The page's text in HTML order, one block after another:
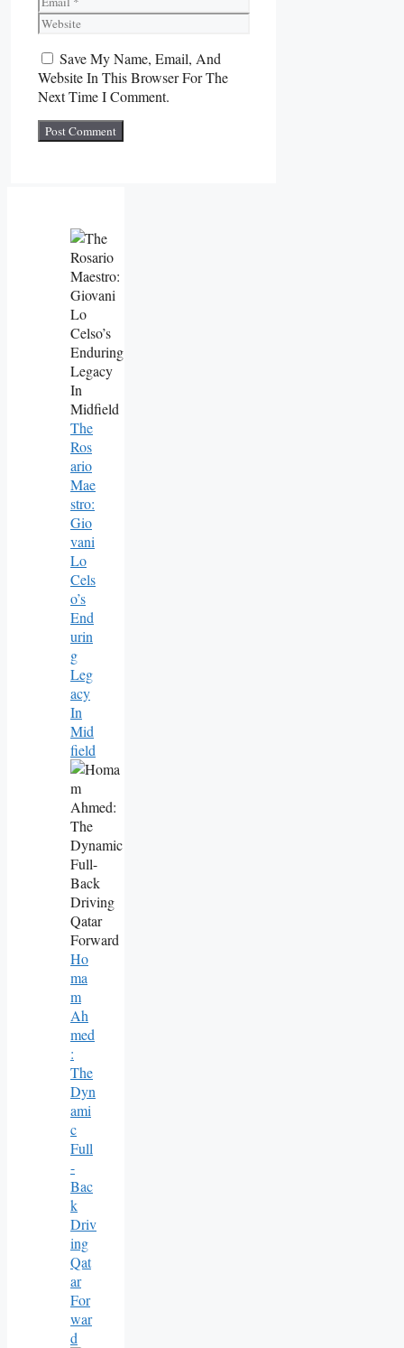
Website
Save My Name, Email, And
Website In This Browser For The
Next Time I Comment.
The
Ros
Ario
Mae
Stro:
Gio
Vani
Lo
Cels
O’s
End
Urin
G
Leg
Acy
In
Mid
Field
Ho
Ma
M
Ah
Med
:
The
Dyn
Ami
C
Full
-
Bac
K
Driv
Ing
Qat
Ar
For
War
D